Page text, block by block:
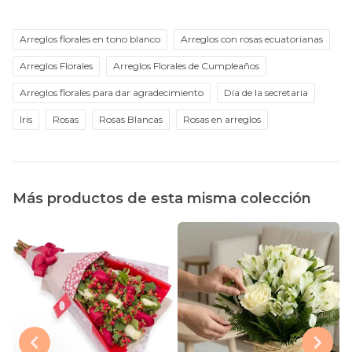
Arreglos florales en tono blanco Arreglos con rosas ecuatorianas
Arreglos Florales Arreglos Florales de Cumpleaños
Arreglos florales para dar agradecimiento Día de la secretaria
Iris Rosas Rosas Blancas Rosas en arreglos
Más productos de esta misma colección